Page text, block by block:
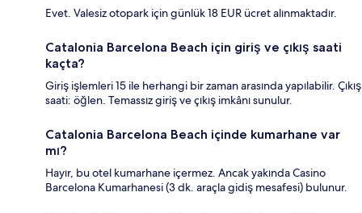
Evet. Valesiz otopark için günlük 18 EUR ücret alınmaktadır.
Catalonia Barcelona Beach için giriş ve çıkış saati
kaçta?
Giriş işlemleri 15 ile herhangi bir zaman arasında yapılabilir. Çıkış
saati: öğlen. Temassız giriş ve çıkış imkânı sunulur.
Catalonia Barcelona Beach içinde kumarhane var
mı?
Hayır, bu otel kumarhane içermez. Ancak yakında Casino
Barcelona Kumarhanesi (3 dk. araçla gidiş mesafesi) bulunur.